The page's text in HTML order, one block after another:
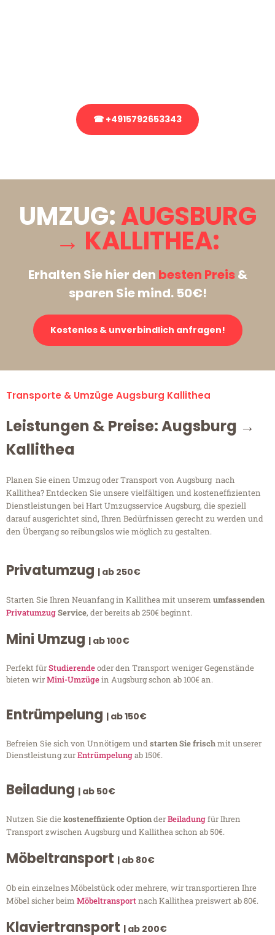
☎ +4915792653343
UMZUG:AUGSBURG
→ KALLITHEA:
Erhalten Sie hier den besten Preis&
sparen Sie mind. 50€!
Kostenlos & unverbindlich anfragen!
Transporte & Umzüge Augsburg Kallithea
Leistungen & Preise: Augsburg →
Kallithea
Planen Sie einen Umzug oder Transport von Augsburg nach
Kallithea? Entdecken Sie unsere vielfältigen und kosteneffizienten
Dienstleistungen bei Hart Umzugsservice Augsburg, die speziell
darauf ausgerichtet sind, Ihren Bedürfnissen gerecht zu werden und
den Übergang so reibungslos wie möglich zu gestalten.
Privatumzug | ab 250€
Starten Sie Ihren Neuanfang in Kallithea mit unserem umfassenden
PrivatumzugService, der bereits ab 250€ beginnt.
Mini Umzug | ab 100€
Perfekt fürStudierendeoder den Transport weniger Gegenstände
bieten wirMini-Umzügein Augsburg schon ab 100€ an.
Entrümpelung | ab 150€
Befreien Sie sich von Unnötigem undstarten Sie frischmit unserer
Dienstleistung zurEntrümpelungab 150€.
Beiladung | ab 50€
Nutzen Sie diekosteneffiziente OptionderBeiladungfür Ihren
Transport zwischen Augsburg und Kallithea schon ab 50€.
Möbeltransport | ab 80€
Ob ein einzelnes Möbelstück oder mehrere, wir transportieren Ihre
Möbel sicher beim Möbeltransportnach Kallithea preiswert ab 80€.
Klaviertransport | ab 200€